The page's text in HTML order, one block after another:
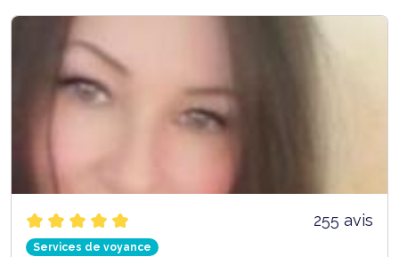
255 avis
Services de voyance